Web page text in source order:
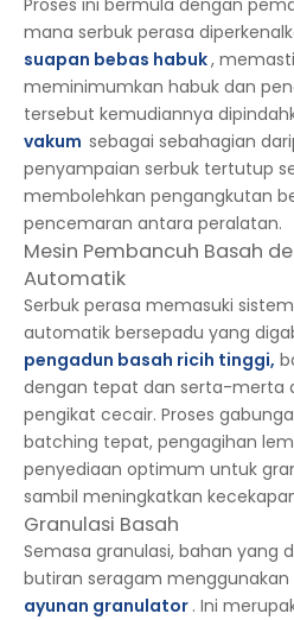
Proses ini bermula dengan
mana serbuk perasa
suapan bebas habuk,
meminimumkan habuk dan
tersebut kemudiannya
vakum sebagai sebahagian
penyampaian serbuk tertutup
membolehkan pengangkutan
pencemaran antara peralatan.
Mesin Pembancuh Basah
Automatik
Serbuk perasa memasuki
automatik bersepadu yang
pengadun basah ricih tinggi,
dengan tepat dan serta-merta
pengikat cecair. Proses
batching tepat, pengagihan
penyediaan optimum untuk
sambil meningkatkan
Granulasi Basah
Semasa granulasi, bahan yang
butiran seragam menggunakan
ayunan granulator . Ini